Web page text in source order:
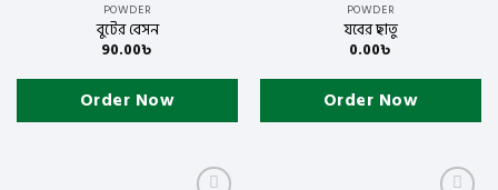
POWDER
বুটের বেসন
90.00৳
Order Now
POWDER
যবের ছাতু
0.00৳
Order Now